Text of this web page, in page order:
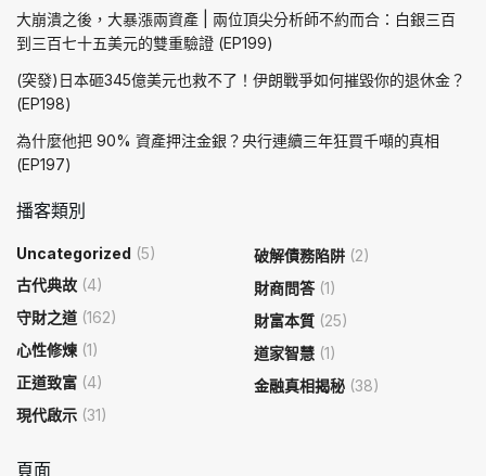
大崩潰之後，大暴漲兩資產 | 兩位頂尖分析師不約而合：白銀三百
到三百七十五美元的雙重驗證 (EP199)
(突發)日本砸345億美元也救不了！伊朗戰爭如何摧毀你的退休金？
(EP198)
為什麼他把 90% 資產押注金銀？央行連續三年狂買千噸的真相
(EP197)
播客類別
Uncategorized (5)
古代典故 (4)
守財之道 (162)
心性修煉 (1)
正道致富 (4)
現代啟示 (31)
破解債務陷阱 (2)
財商問答(1)
財富本質 (25)
道家智慧 (1)
金融真相揭秘 (38)
頁面